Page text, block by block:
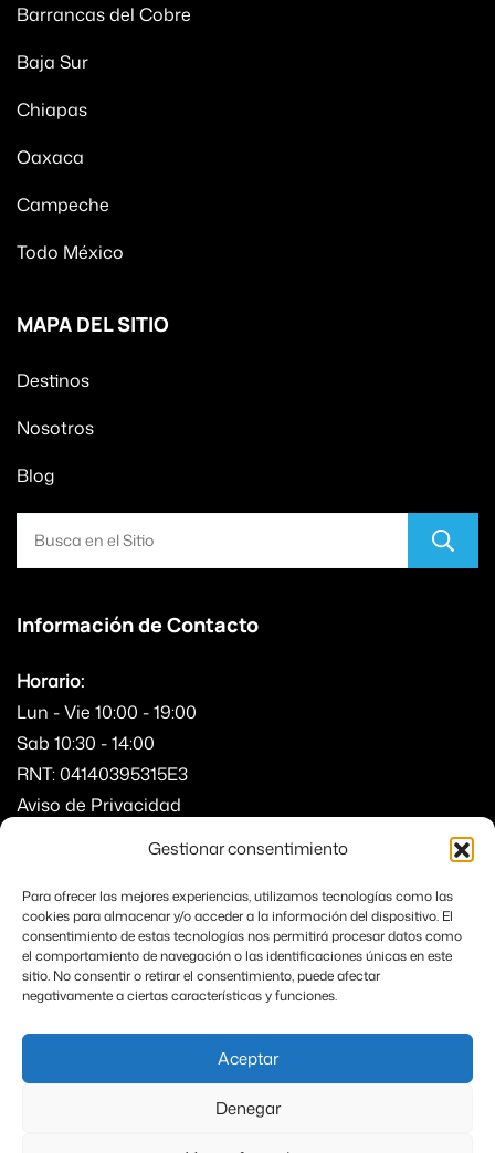
Gestionar consentimiento
Para ofrecer las mejores experiencias, utilizamos tecnologías como las
cookies para almacenar y/o acceder a la información del dispositivo. El
consentimiento de estas tecnologías nos permitirá procesar datos como
el comportamiento de navegación o las identificaciones únicas en este
sitio. No consentir o retirar el consentimiento, puede afectar
negativamente a ciertas características y funciones.
Aceptar
Denegar
Barrancas del Cobre
Baja Sur
Chiapas
Oaxaca
Campeche
Todo México
MAPA DEL SITIO
Destinos
Nosotros
Blog
Información de Contacto
Horario:
Lun - Vie 10:00 - 19:00
Sab 10:30 - 14:00
RNT: 04140395315E3
Aviso de Privacidad
(52) 33 2101 4873
Av. Río Juárez 1558
Sitio Protegido de Spam por ReCaptcha de Google
PrivacidadyTérminos